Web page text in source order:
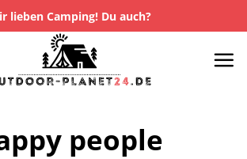
lieben Camping! Du auch?
people